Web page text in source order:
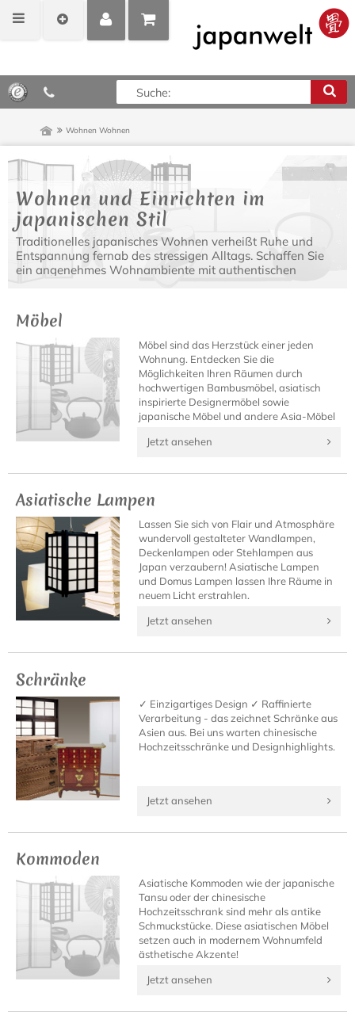
MEIN
POSITIONEN
ANZEIGEN
0,00 €*
WohnenWohnen
Wohnen und Einrichten im
japanischen Stil
Traditionelles japanisches Wohnen verheißt Ruhe und
Entspannung fernab des stressigen Alltags. Schaffen Sie
ein angenehmes Wohnambiente mit authentischen
Möbel
Möbel sind das Herzstück einer jeden
Wohnung. Entdecken Sie die
Möglichkeiten Ihren Räumen durch
hochwertigen Bambusmöbel, asiatisch
inspirierte Designermöbel sowie
japanische Möbel und andere Asia-Möbel
Jetzt ansehen
Asiatische Lampen
Lassen Sie sich von Flair und Atmosphäre
wundervoll gestalteter Wandlampen,
Deckenlampen oder Stehlampen aus
Japan verzaubern! Asiatische Lampen
und Domus Lampen lassen Ihre Räume in
neuem Licht erstrahlen.
Jetzt ansehen
Schränke
✓ Einzigartiges Design ✓ Raffinierte
Verarbeitung - das zeichnet Schränke aus
Asien aus. Bei uns warten chinesische
Hochzeitsschränke und Designhighlights.
Jetzt ansehen
Kommoden
Asiatische Kommoden wie der japanische
Tansu oder der chinesische
Hochzeitsschrank sind mehr als antike
Schmuckstücke. Diese asiatischen Möbel
setzen auch in modernem Wohnumfeld
ästhetische Akzente!
Jetzt ansehen